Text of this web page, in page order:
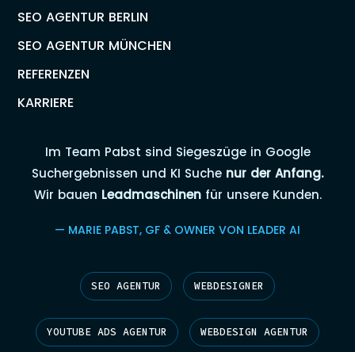
SEO AGENTUR BERLIN
SEO AGENTUR MÜNCHEN
REFERENZEN
KARRIERE
Im Team Pabst sind Siegeszüge in Google
Suchergebnissen und KI Suche nur der Anfang.
Wir bauen Leadmaschinenfür unsere Kunden.
— MARIE PABST, GF & OWNER VON LEADER AI
SEO AGENTUR WEBDESIGNER
YOUTUBE ADS AGENTUR WEBDESIGN AGENTUR